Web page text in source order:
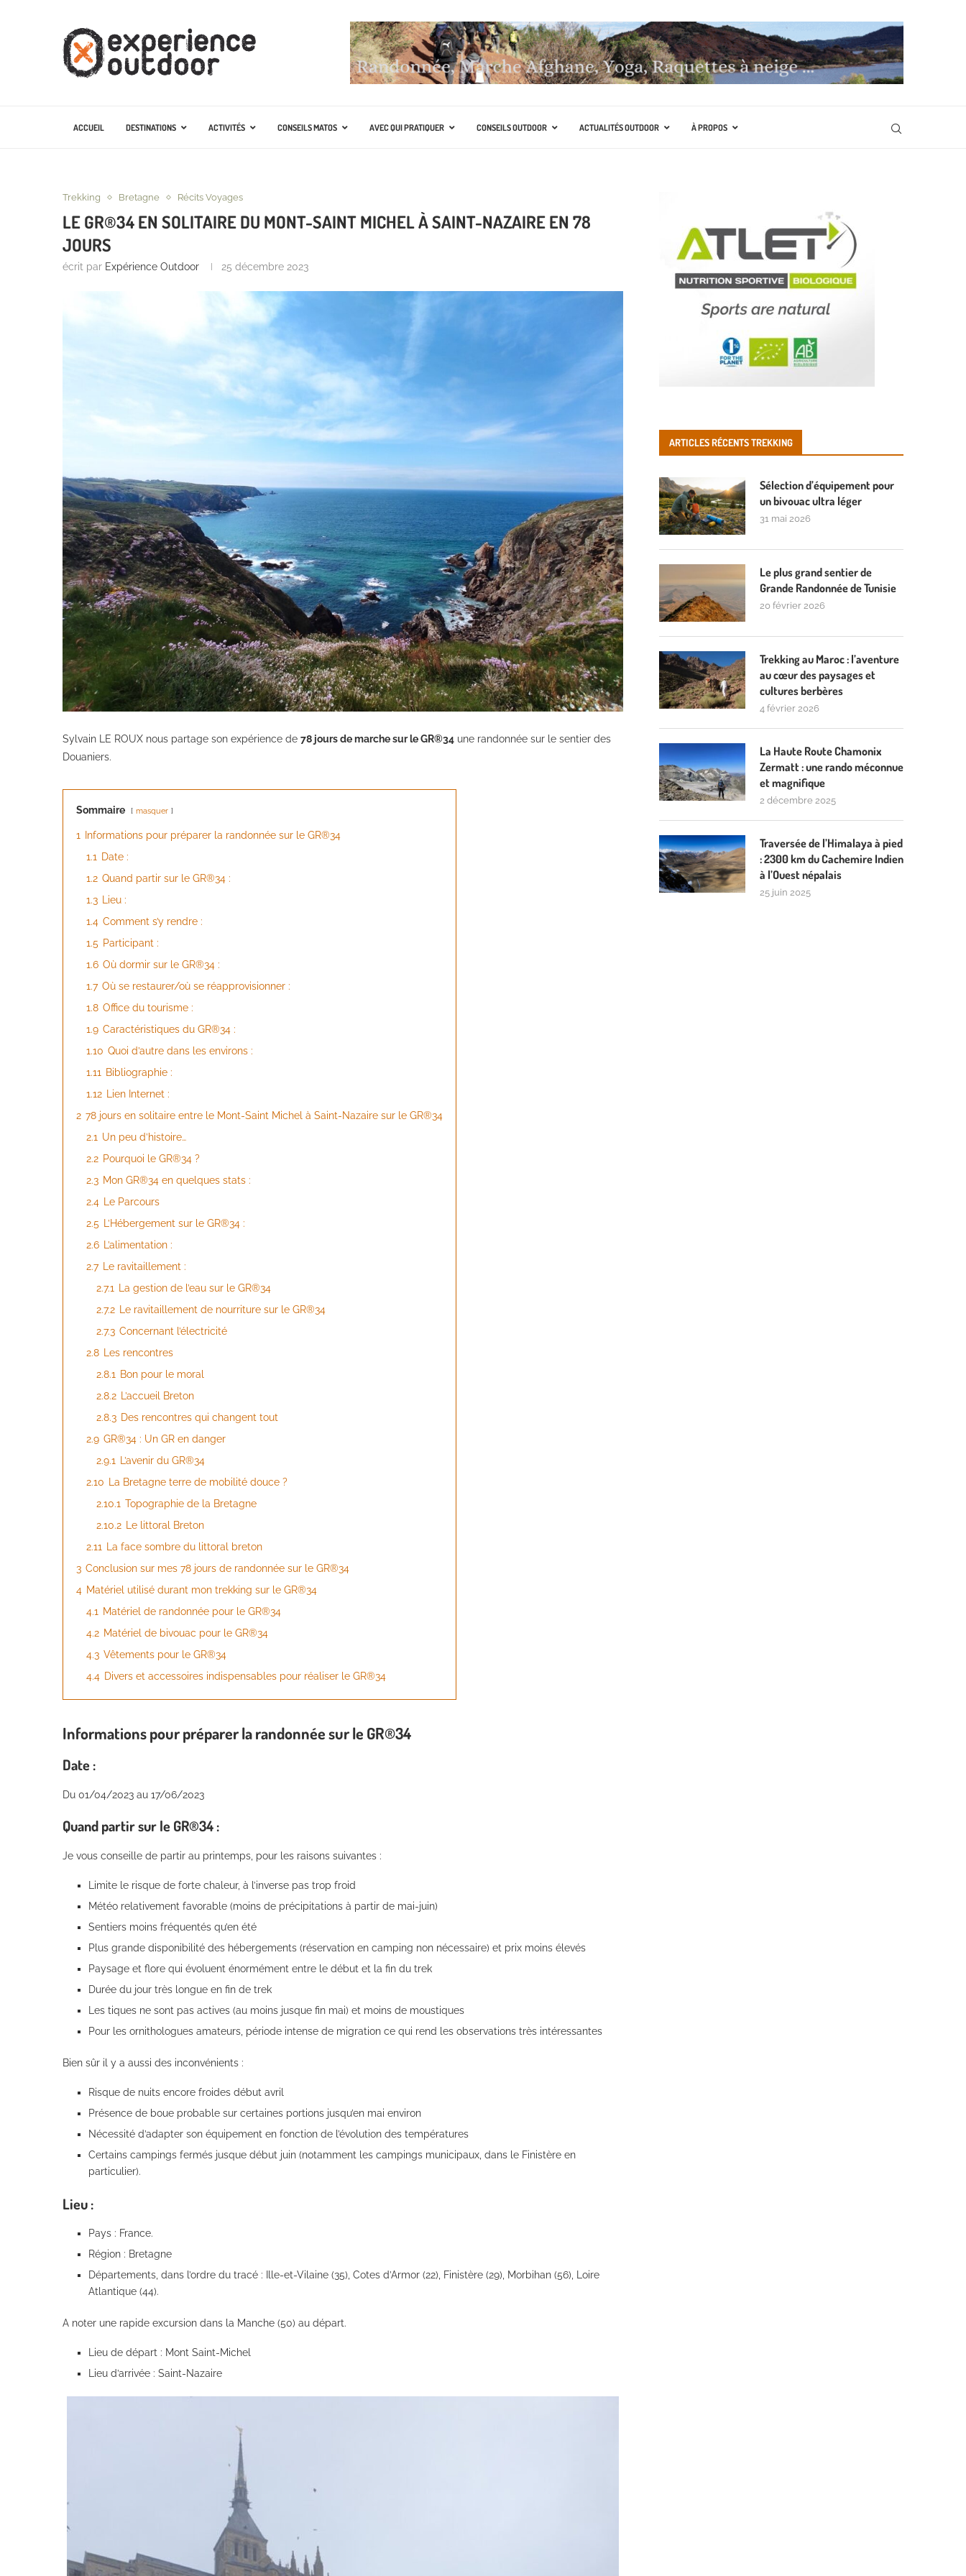
ACCUEIL DESTINATIONS ACTIVITÉS CONSEILS MATOS AVEC QUI PRATIQUER CONSEILS OUTDOOR ACTUALITÉS OUTDOOR À PROPOS
Trekking Bretagne Récits Voyages
LE GR®34 EN SOLITAIRE DU MONT-SAINT MICHEL À SAINT-NAZAIRE EN 78
JOURS
écrit par Expérience Outdoor 25 décembre 2023
Sylvain LE ROUX nous partage son expérience de 78 jours de marche sur le GR®34 une randonnée sur le sentier des
Douaniers.
Sommaire masquer
1
Informations pour préparer la randonnée sur le GR®34
1.1 Date :
1.2 Quand partir sur le GR®34 :
1.3 Lieu :
1.4 Comment s’y rendre :
1.5 Participant :
1.6 Où dormir sur le GR®34 :
1.7 Où se restaurer/où se réapprovisionner :
1.8 Office du tourisme :
1.9 Caractéristiques du GR®34 :
1.10 Quoi d’autre dans les environs :
1.11 Bibliographie :
1.12 Lien Internet :
2 78 jours en solitaire entre le Mont-Saint Michel à Saint-Nazaire sur le GR®34
2.1 Un peu d’histoire…
2.2 Pourquoi le GR®34 ?
2.3 Mon GR®34 en quelques stats :
2.4 Le Parcours
2.5 L’Hébergement sur le GR®34 :
2.6 L’alimentation :
2.7 Le ravitaillement :
2.7.1 La gestion de l’eau sur le GR®34
2.7.2 Le ravitaillement de nourriture sur le GR®34
2.7.3 Concernant l’électricité
2.8 Les rencontres
2.8.1 Bon pour le moral
2.8.2 L’accueil Breton
2.8.3 Des rencontres qui changent tout
2.9 GR®34 : Un GR en danger
2.9.1 L’avenir du GR®34
2.10 La Bretagne terre de mobilité douce ?
2.10.1 Topographie de la Bretagne
2.10.2 Le littoral Breton
2.11 La face sombre du littoral breton
3 Conclusion sur mes 78 jours de randonnée sur le GR®34
4 Matériel utilisé durant mon trekking sur le GR®34
4.1 Matériel de randonnée pour le GR®34
4.2 Matériel de bivouac pour le GR®34
4.3 Vêtements pour le GR®34
4.4 Divers et accessoires indispensables pour réaliser le GR®34
Informations pour préparer la randonnée sur le GR®34
Date :
Du 01/04/2023 au 17/06/2023
Quand partir sur le GR®34 :
Je vous conseille de partir au printemps, pour les raisons suivantes :
Limite le risque de forte chaleur, à l’inverse pas trop froid
Météo relativement favorable (moins de précipitations à partir de mai-juin)
Sentiers moins fréquentés qu’en été
Plus grande disponibilité des hébergements (réservation en camping non nécessaire) et prix moins élevés
Paysage et flore qui évoluent énormément entre le début et la fin du trek
Durée du jour très longue en fin de trek
Les tiques ne sont pas actives (au moins jusque fin mai) et moins de moustiques
Pour les ornithologues amateurs, période intense de migration ce qui rend les observations très intéressantes
Bien sûr il y a aussi des inconvénients :
Risque de nuits encore froides début avril
Présence de boue probable sur certaines portions jusqu’en mai environ
Nécessité d’adapter son équipement en fonction de l’évolution des températures
Certains campings fermés jusque début juin (notamment les campings municipaux, dans le Finistère en
particulier).
Lieu :
Pays : France.
Région : Bretagne
Départements, dans l’ordre du tracé : Ille-et-Vilaine (35), Cotes d’Armor (22), Finistère (29), Morbihan (56), Loire
Atlantique (44).
A noter une rapide excursion dans la Manche (50) au départ.
Lieu de départ : Mont Saint-Michel
Lieu d’arrivée : Saint-Nazaire
ARTICLES RÉCENTS TREKKING
Sélection d’équipement pour
un bivouac ultra léger
31 mai 2026
Le plus grand sentier de
Grande Randonnée de Tunisie
20 février 2026
Trekking au Maroc : l’aventure
au cœur des paysages et
cultures berbères
4 février 2026
La Haute Route Chamonix
Zermatt : une rando méconnue
et magnifique
2 décembre 2025
Traversée de l’Himalaya à pied
: 2300 km du Cachemire Indien
à l’Ouest népalais
25 juin 2025